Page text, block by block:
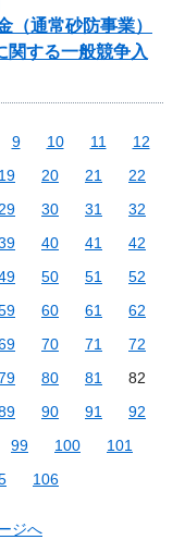
（通常砂防事業）
関する一般競争入
9 10 11
12
19 20 21
22
29 30 31
32
40 41
42
50 51
52
60 61
62
70 71
72
80 81
82
90 91
92
99 100
101
106
ジへ